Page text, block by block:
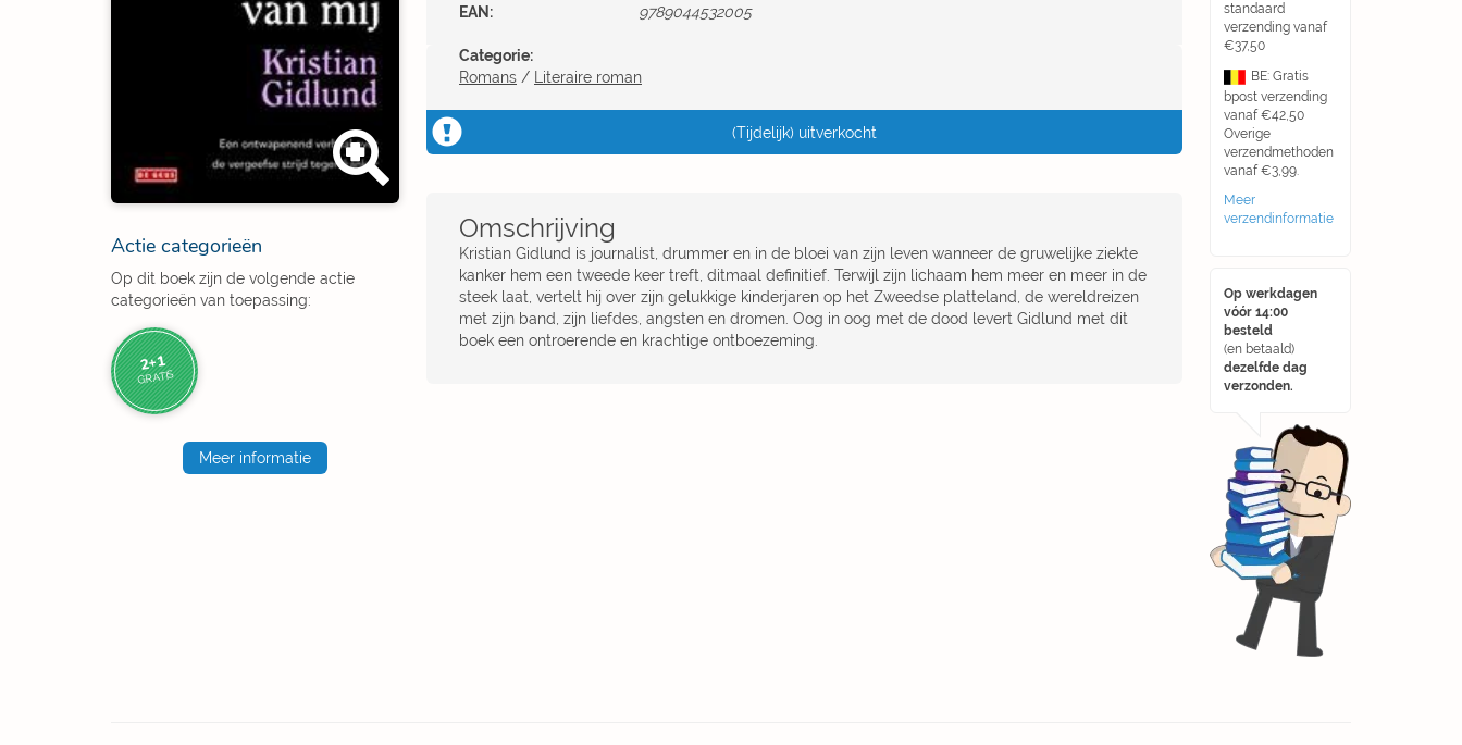
Actie categorieën
Op dit boek zijn de volgende actie
categorieën van toepassing:
2+1
GRATIS
Meer informatie
standaard
verzending vanaf
€37,50
BE: Gratis
bpost verzending
vanaf €42,50
Overige
verzendmethoden
vanaf €3,99.
Meer
verzendinformatie
Op werkdagen
vóór 14:00
besteld
(en betaald)
dezelfde dag
verzonden.
EAN:
9789044532005
Categorie:
Romans / Literaire roman
(Tijdelijk) uitverkocht
Omschrijving
Kristian Gidlund is journalist, drummer en in de bloei van zijn leven wanneer de gruwelijke ziekte
kanker hem een tweede keer treft, ditmaal definitief. Terwijl zijn lichaam hem meer en meer in de
steek laat, vertelt hij over zijn gelukkige kinderjaren op het Zweedse platteland, de wereldreizen
met zijn band, zijn liefdes, angsten en dromen. Oog in oog met de dood levert Gidlund met dit
boek een ontroerende en krachtige ontboezeming.